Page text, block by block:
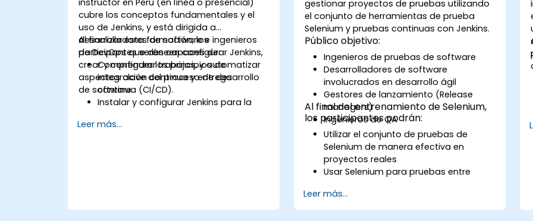
cubre los conceptos fundamentales y el
uso de Jenkins, y está dirigida a
desarrolladores de software e ingenieros
de DevOps que deseen configurar Jenkins,
crear y configurar trabajos, y automatizar
aspectos clave del proceso de desarrollo
de software.
Al finalizar esta formación, los
participantes serán capaces de:
Comprender los principios de
integración continua y entrega
continua (CI/CD).
Instalar y configurar Jenkins para la
Crear y gestionar trabajos de Jenkins
Leer más...
gestionar proyectos de pruebas utilizando
el conjunto de herramientas de prueba
Selenium y pruebas continuas con Jenkins.
Público objetivo:
Ingenieros de pruebas de software
Desarrolladores de software
involucrados en desarrollo ágil
Gestores de lanzamiento (Release
managers)
Ingenieros de QA
Al final del entrenamiento de Selenium,
los participantes podrán:
Utilizar el conjunto de pruebas de
Selenium de manera efectiva en
proyectos reales
Usar Selenium para pruebas entre
Distribuir las pruebas usando Selenium
Grid
Leer más...